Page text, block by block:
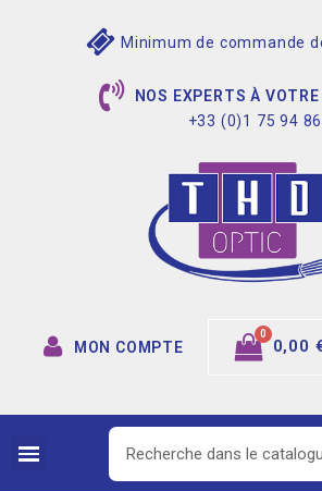
Minimum de commande
NOS EXPERTS À
+33 (0)1 75 94
MON COMPTE 0,00